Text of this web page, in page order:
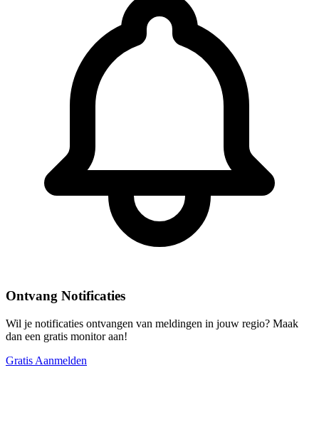
Ontvang Notificaties
Wil je notificaties ontvangen van meldingen in jouw regio? Maak
dan een gratis monitor aan!
Gratis Aanmelden